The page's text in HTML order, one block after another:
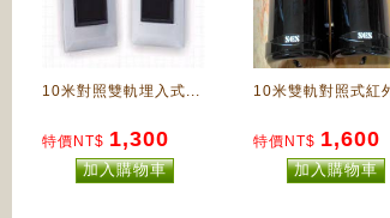
10米對照雙軌埋入式...
特價NT$ 1,300
加入購物車
10米雙軌對照式紅
特價NT$ 1,600
加入購物車